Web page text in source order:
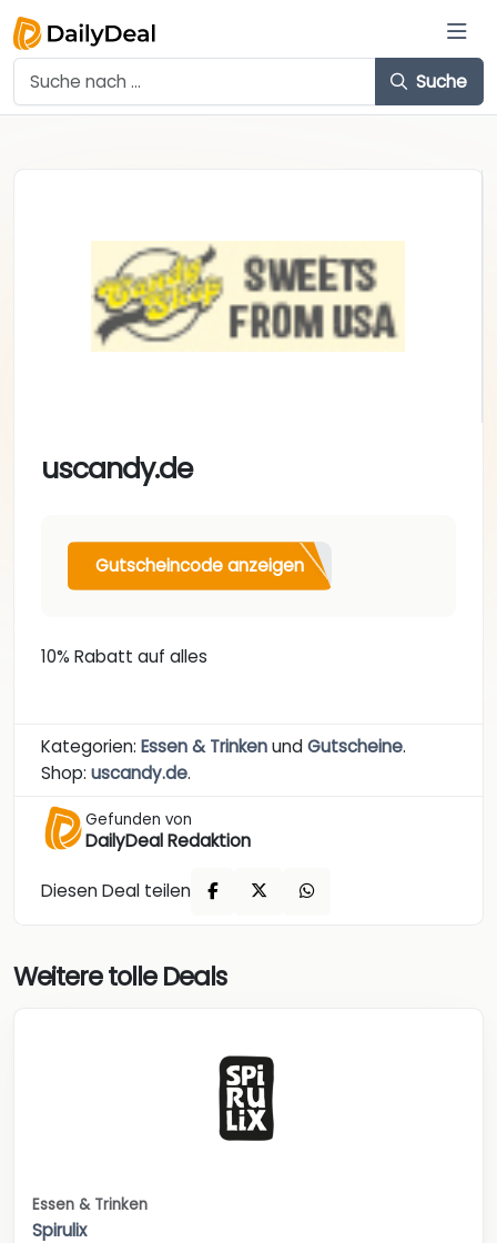
Suche
uscandy.de
Gutscheincode anzeigen
10% Rabatt auf alles
Kategorien: Essen & TrinkenundGutscheine.
Shop: uscandy.de.
Gefunden von
DailyDeal Redaktion
Diesen Deal teilen
Weitere tolle Deals
Essen & Trinken
Spirulix